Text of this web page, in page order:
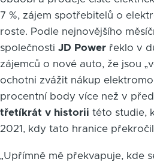
7 %, zájem spotřebitelů o
roste. Podle nejnovějšího
společnosti JD Power řeklo v
zájemců o nové auto, že jsou
ochotni zvážit nákup
procentní body více než v
třetíkrát v historii této studie,
2021, kdy tato hranice
„Upřímně mě překvapuje, kde